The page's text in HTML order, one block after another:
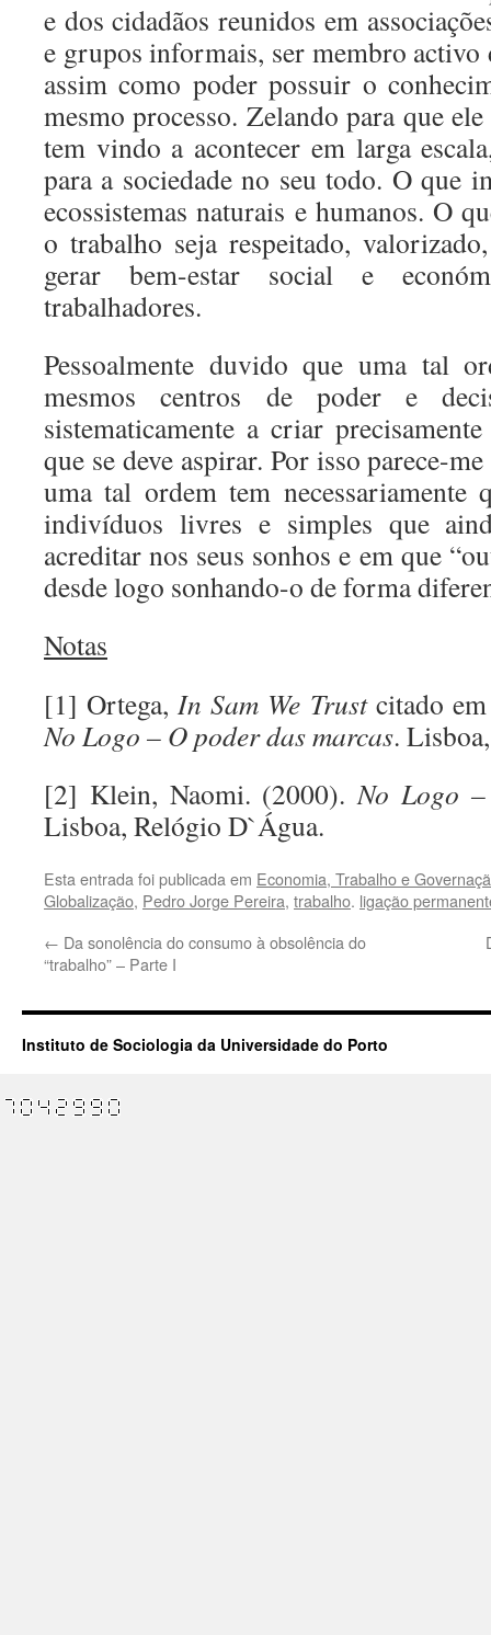
e dos cidadãos reunidos em
e grupos informais, ser membro
assim como poder possuir o
mesmo processo. Zelando para que
tem vindo a acontecer em larga
para a sociedade no seu todo. O que
ecossistemas naturais e humanos. O
o trabalho seja respeitado,
gerar bem-estar social e
trabalhadores.
Pessoalmente duvido que uma tal
mesmos centros de poder e
sistematicamente a criar
que se deve aspirar. Por isso parece-
uma tal ordem tem
indivíduos livres e simples que
acreditar nos seus sonhos e em que
desde logo sonhando-o de forma
Notas
[1] Ortega,In Sam We Trustcitado
No Logo – O poder das marcas.
[2] Klein, Naomi. (2000).No Logo
Lisboa, Relógio D`Água.
Esta entrada foi publicada em Economia, Trabalho e
Globalização, Pedro Jorge Pereira, trabalho. ligação
← Da sonolência do consumo à obsolência do
“trabalho” – Parte I
Instituto de Sociologia da Universidade do Porto